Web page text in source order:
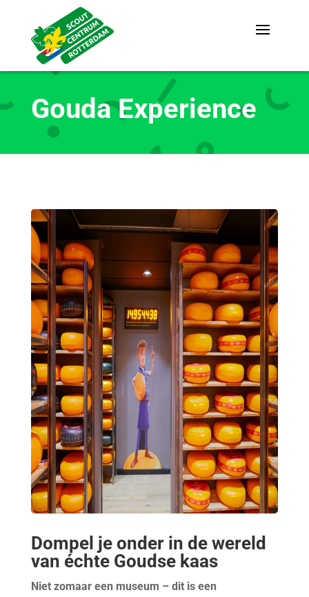
Gouda Experience
Dompel je onder in de wereld
van échte Goudse kaas
Niet zomaar een museum – dit is een